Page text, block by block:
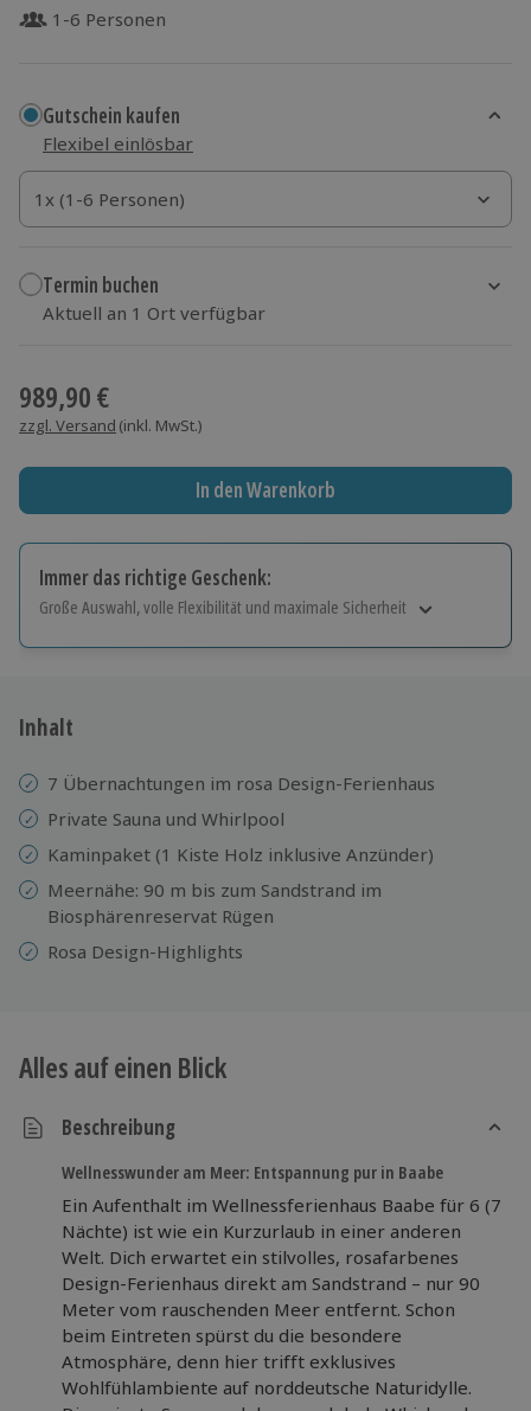
1-6 Personen
Gutschein kaufen
Flexibel einlösbar
1x (1-6 Personen)
1x (1-6 Personen)
1x (1-6 Personen)
Termin buchen
Aktuell an 1 Ort verfügbar
989,90 €
zzgl. Versand (inkl. MwSt.)
In den Warenkorb
Immer das richtige Geschenk:
Große Auswahl, volle Flexibilität und maximale Sicherheit
Jeder Gutschein für alle Erlebnisse einlösbar.
10 Jahre gültig & verlängerbar.
Inhalt
7 Übernachtungen im rosa Design-Ferienhaus
Private Sauna und Whirlpool
Kaminpaket (1 Kiste Holz inklusive Anzünder)
Meernähe: 90 m bis zum Sandstrand im
Biosphärenreservat Rügen
Rosa Design-Highlights
Alles auf einen Blick
Beschreibung
Wellnesswunder am Meer: Entspannung pur in Baabe
Ein Aufenthalt im Wellnessferienhaus Baabe für 6 (7
Nächte) ist wie ein Kurzurlaub in einer anderen
Welt. Dich erwartet ein stilvolles, rosafarbenes
Design-Ferienhaus direkt am Sandstrand – nur 90
Meter vom rauschenden Meer entfernt. Schon
beim Eintreten spürst du die besondere
Atmosphäre, denn hier trifft exklusives
Wohlfühlambiente auf norddeutsche Naturidylle.